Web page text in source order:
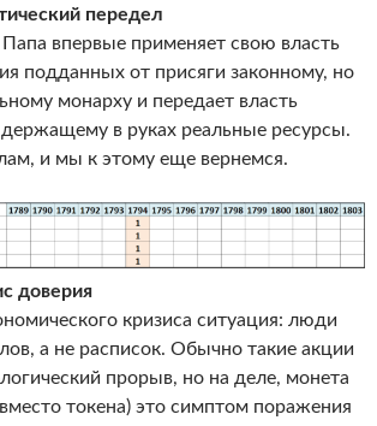
передел
впервые применяет свою власть
подданных от присяги законному, но
монарху и передает власть
в руках реальные ресурсы.
и мы к этому еще вернемся.
доверия
кризиса ситуация: люди
а не расписок. Обычно такие акции
прорыв, но на деле, монета
токена) это симптом поражения